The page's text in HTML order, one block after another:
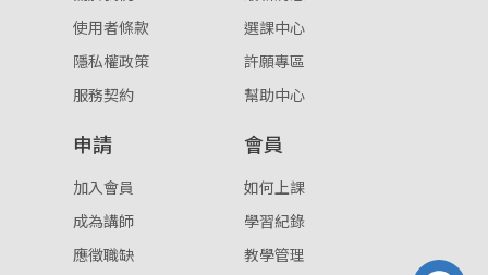
使用者條款
隱私權政策
服務契約
選課中心
許願專區
幫助中心
申請
加入會員
成為講師
應徵職缺
會員
如何上課
學習紀錄
教學管理